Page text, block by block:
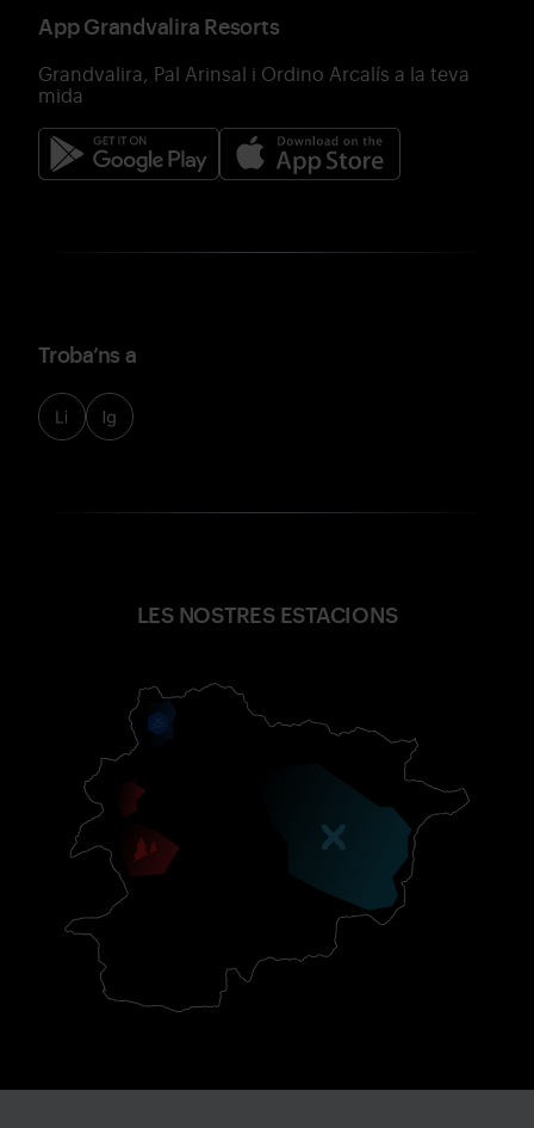
App Grandvalira Resorts
Grandvalira, Pal Arinsal i Ordino Arcalís a la teva
mida
Troba’ns a
LES NOSTRES ESTACIONS